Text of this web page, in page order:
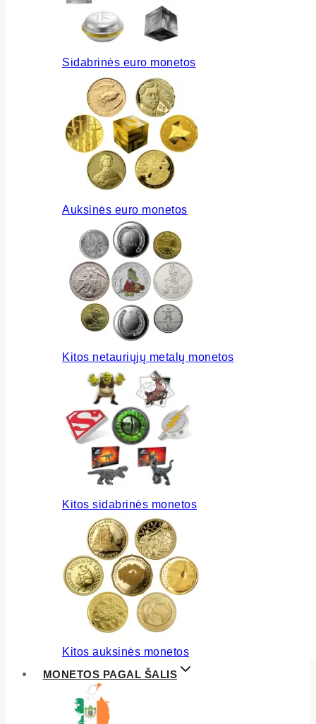
Sidabrinės euro monetos
Auksinės euro monetos
Kitos netauriųjų metalų monetos
Kitos sidabrinės monetos
Kitos auksinės monetos
MONETOS PAGAL ŠALIS